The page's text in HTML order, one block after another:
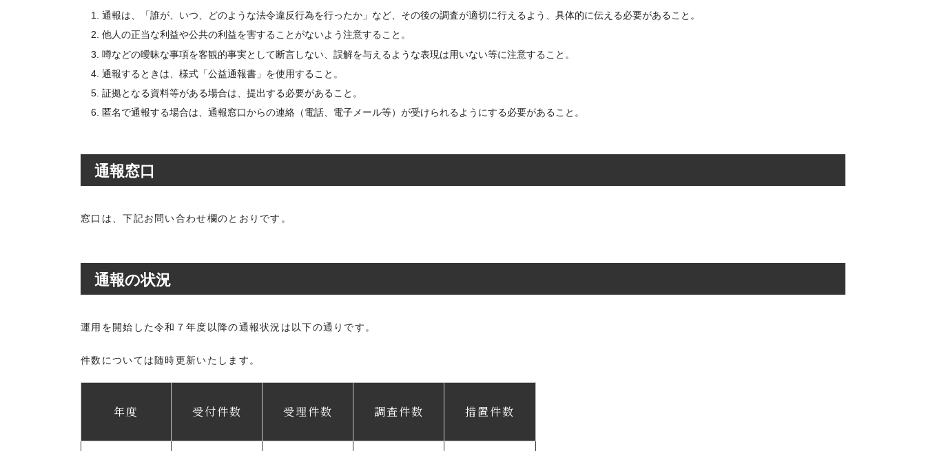
通報は、「誰が、いつ、どのような法令違反行為を行ったか」など、その後の調査が適切に行えるよう、具体的に伝える必要があること。
他人の正当な利益や公共の利益を害することがないよう注意すること。
噂などの曖昧な事項を客観的事実として断言しない、誤解を与えるような表現は用いない等に注意すること。
通報するときは、様式「公益通報書」を使用すること。
証拠となる資料等がある場合は、提出する必要があること。
匿名で通報する場合は、通報窓口からの連絡（電話、電子メール等）が受けられるようにする必要があること。
通報窓口
窓口は、下記お問い合わせ欄のとおりです。
通報の状況
運用を開始した令和７年度以降の通報状況は以下の通りです。
件数については随時更新いたします。
年度 受付件数 受理件数 調査件数 措置件数